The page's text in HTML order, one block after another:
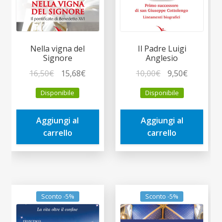
Nella vigna del
Signore
16,50€
prezzo
originale
era:
16,50€.
15,68€
è:
Disponibile
Aggiungi al
carrello
Il Padre Luigi
Anglesio
10,00€
prezzo
originale
era:
10,00€.
9,50€
è:
Disponibile
Aggiungi al
carrello
Sconto -5% Sconto -5%